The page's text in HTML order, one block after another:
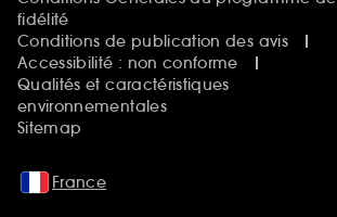
fidélité
Conditions de publication des avis
Accessibilité : non conforme
Qualités et caractéristiques
environnementales
Sitemap
France